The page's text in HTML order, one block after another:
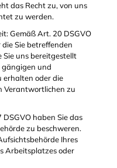
das Recht zu, von uns
zu werden.
Gemäß Art. 20 DSGVO
Sie betreffenden
Sie uns bereitgestellt
und
erhalten oder die
Verantwortlichen zu
haben Sie das
zu beschweren.
Ihres
Arbeitsplatzes oder